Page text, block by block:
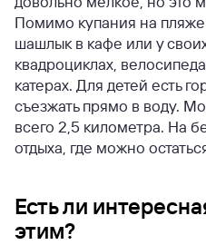
Помимо купания на пляже
шашлык в кафе или у
квадроциклах,
катерах. Для детей есть
съезжать прямо в воду.
всего 2,5 километра. На
отдыха, где можно
Есть ли
этим?